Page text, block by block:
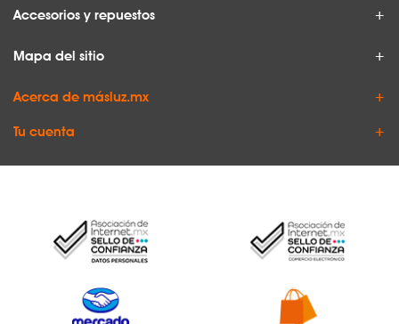
Accesorios y repuestos
Mapa del sitio
Acerca de másluz.mx
Tu cuenta